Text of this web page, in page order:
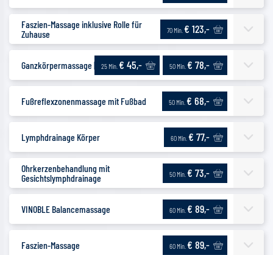
Faszien-Massage inklusive Rolle für
Zuhause
70 Min. € 123,-
Ganzkörpermassage | Sportlich
25 Min. € 45,- 50 Min. € 78,-
Fußreflexzonenmassage mit Fußbad 50 Min. € 68,-
Lymphdrainage Körper 60 Min. € 77,-
Ohrkerzenbehandlung mit
Gesichtslymphdrainage
50 Min. € 73,-
VINOBLE Balancemassage 60 Min. € 89,-
Faszien-Massage 60 Min. € 89,-